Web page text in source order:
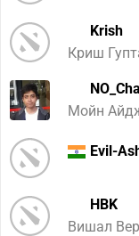
Krish
Криш
Мойн
Evil-
HBK
Вишал